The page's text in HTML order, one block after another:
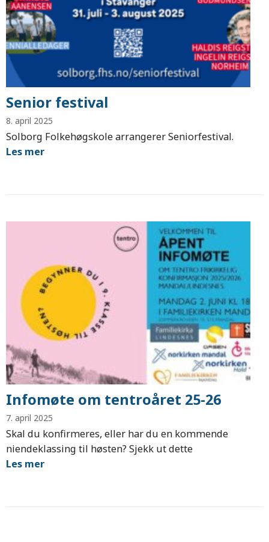
Senior festival
8. april 2025
Solborg Folkehøgskole arrangerer Seniorfestival.
Les mer
Infomøte om tentroåret 25-26
7. april 2025
Skal du konfirmeres, eller har du en kommende
niendeklassing til høsten? Sjekk ut dette
Les mer